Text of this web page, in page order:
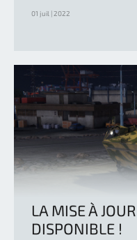
01 juil | 2022
LA MISE À
DISPONIBLE !